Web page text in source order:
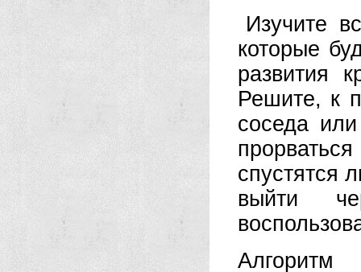
Изучите
которые
развития
Решите, к
соседа
спустятся
выйти
Алгоритм